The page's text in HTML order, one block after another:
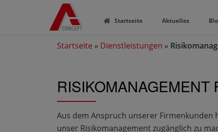
Startseite Aktuelles
Startseite » Dienstleistungen »
RISIKOMANAGEMENT
Aus dem Anspruch unserer
unser Risikomanagement zugänglich zu